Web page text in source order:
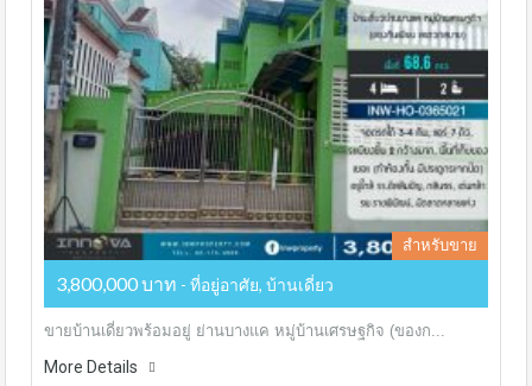
สำหรับขาย
3,800,000 บาท - ที่อยู่อาศัย, บ้านเดี่ยว
ขายบ้านเดี่ยวพร้อมอยู่ ย่านบางแค หมู่บ้านเศรษฐกิจ (ของก...
More Details